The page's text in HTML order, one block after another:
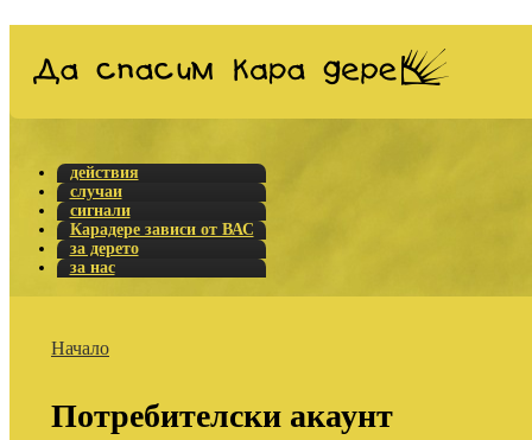
действия
случаи
сигнали
Карадере зависи от ВАС
за дерето
за нас
Начало
Потребителски акаунт